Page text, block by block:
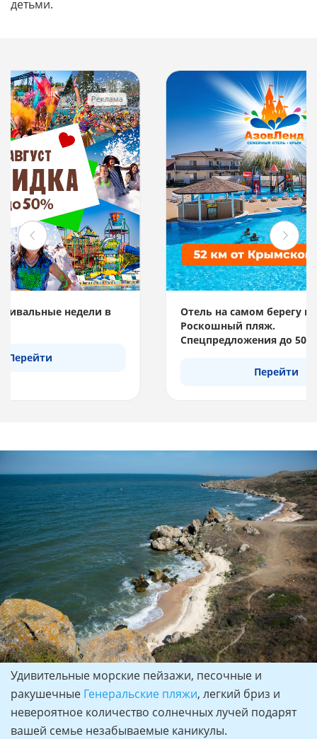
детьми.
Реклама
Отель на самом берегу моря.
Спецпредложения до 50%!
км
Удивительные морские пейзажи, песочные и
ракушечные Генеральские пляжи, легкий бриз и
невероятное количество солнечных лучей подарят
вашей семье незабываемые каникулы.